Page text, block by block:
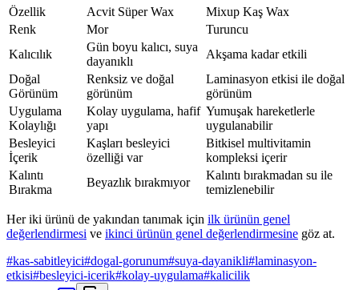
Özellik Acvit Süper Wax
Mixup Kaş Wax
Renk
Mor
Turuncu
Kalıcılık
Gün boyu kalıcı, suya
dayanıklı
Akşama kadar etkili
Doğal
Görünüm
Renksiz ve doğal
görünüm
Laminasyon etkisi ile doğal
görünüm
Uygulama
Kolaylığı
Kolay uygulama, hafif
yapı
Yumuşak hareketlerle
uygulanabilir
Besleyici
İçerik
Kaşları besleyici
özelliği var
Bitkisel multivitamin
kompleksi içerir
Kalıntı
Bırakma
Beyazlık bırakmıyor
Kalıntı bırakmadan su ile
temizlenebilir
Her iki ürünü de yakından tanımak için ilk ürünün genel
değerlendirmesi ve ikinci ürünün genel değerlendirmesine göz at.
#kas-sabitleyici#dogal-gorunum#suya-dayanikli#laminasyon-
etkisi#besleyici-icerik#kolay-uygulama#kalicilik